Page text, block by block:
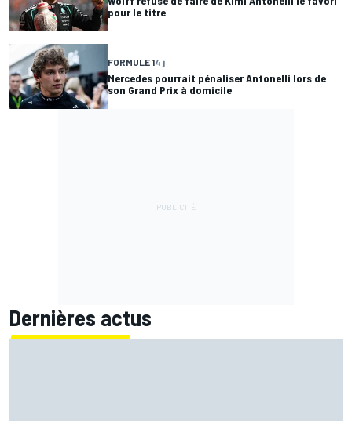
pour le titre
FORMULE 14 j
Mercedes pourrait pénaliser Antonelli lors de
son Grand Prix à domicile
Dernières actus